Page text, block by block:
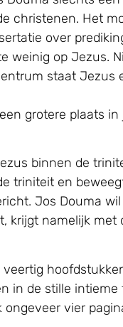
christenen. Het
over
op Jezus.
staat Jezus
grotere plaats
binnen de
triniteit en
Jos Douma
krijgt namelijk
in de stille intieme
vier